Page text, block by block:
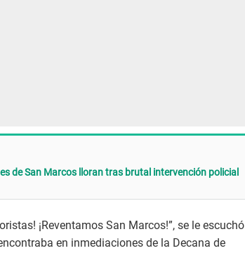
de San Marcos lloran tras brutal intervención policial
¡Reventamos San Marcos!”, se le escuchó
en inmediaciones de la Decana de